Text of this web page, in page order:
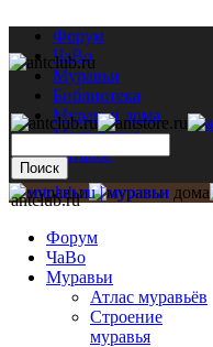
Форум
ЧаВо
Муравьи
Библиотека
Муравьи дома
Мастерская
Каталог
antclub.ru
Форум
ЧаВо
Муравьи
Атлас муравьёв
Строение
муравья